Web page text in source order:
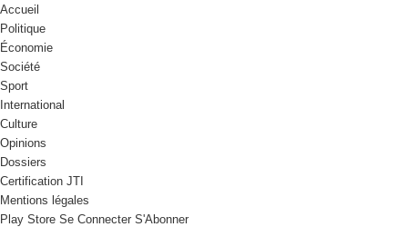
Accueil
Politique
Économie
Société
Sport
International
Culture
Opinions
Dossiers
Certification JTI
Mentions légales
Play Store Se Connecter S'Abonner